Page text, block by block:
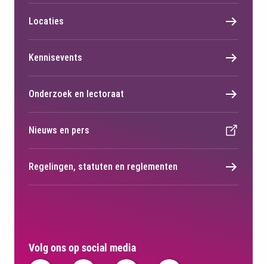
Volg ons op social media
Locaties
Kennisevents
Onderzoek en lectoraat
Nieuws en pers
Regelingen, statuten en reglementen